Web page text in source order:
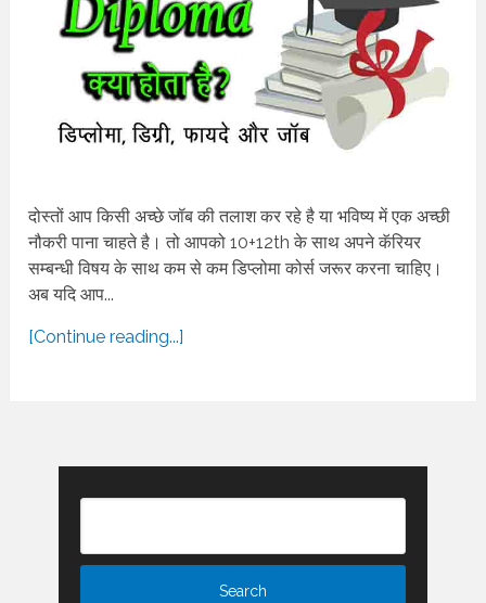
दोस्तों आप किसी अच्छे जॉब की तलाश कर रहे है या भविष्य में एक अच्छी
नौकरी पाना चाहते है। तो आपको 10+12th के साथ अपने कॅरियर
सम्बन्धी विषय के साथ कम से कम डिप्लोमा कोर्स जरूर करना चाहिए।
अब यदि आप...
[Continue reading...]